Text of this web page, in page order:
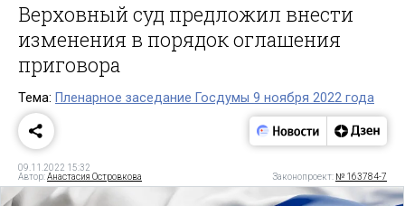
Верховный суд предложил внести
изменения в порядок оглашения
приговора
Тема: Пленарное заседание Госдумы 9 ноября 2022 года
09.11.2022 15:32
Автор:Анастасия Островкова Законопроект: № 163784-7